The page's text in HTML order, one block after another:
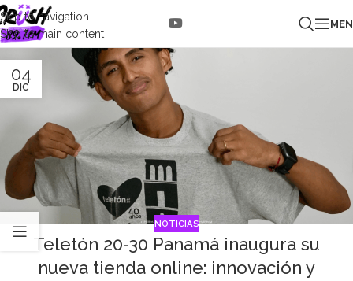
Skip to navigation
Skip to main content
04
DIC
NOTICIAS
Teletón 20-30 Panamá inaugura su
nueva tienda online: innovación y